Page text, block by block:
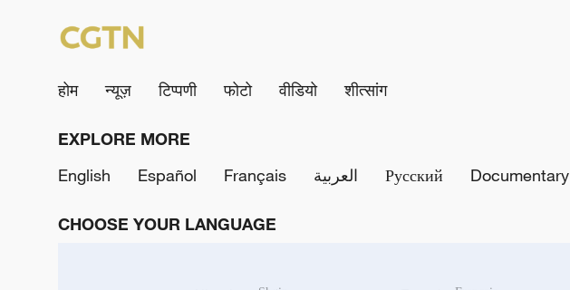
होम न्यूज़ टिप्पणी फोटो वीडियो शीत्सांग
EXPLORE MORE
English
Español Français العربية Русский Documentary
CHOOSE YOUR LANGUAGE